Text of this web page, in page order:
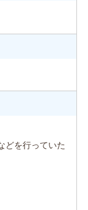
どを行っていた